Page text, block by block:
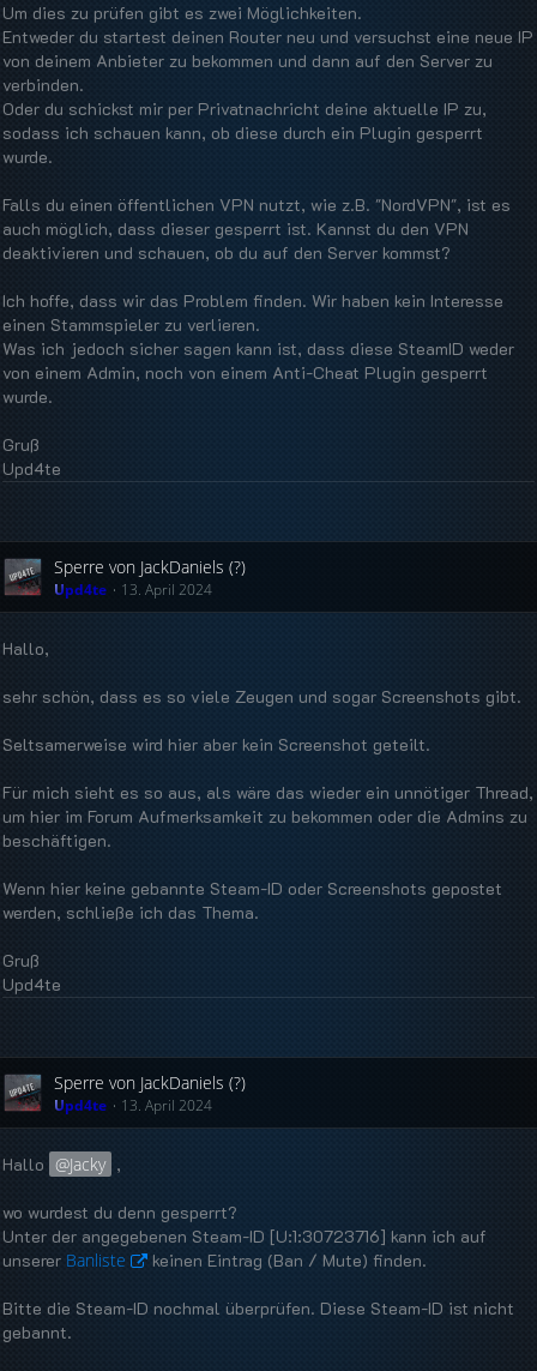
Um dies zu prüfen gibt es zwei Möglichkeiten.
Entweder du startest deinen Router neu und versuchst eine neue IP
von deinem Anbieter zu bekommen und dann auf den Server zu
verbinden.
Oder du schickst mir per Privatnachricht deine aktuelle IP zu,
sodass ich schauen kann, ob diese durch ein Plugin gesperrt
wurde.
Falls du einen öffentlichen VPN nutzt, wie z.B. "NordVPN", ist es
auch möglich, dass dieser gesperrt ist. Kannst du den VPN
deaktivieren und schauen, ob du auf den Server kommst?
Ich hoffe, dass wir das Problem finden. Wir haben kein Interesse
einen Stammspieler zu verlieren.
Was ich jedoch sicher sagen kann ist, dass diese SteamID weder
von einem Admin, noch von einem Anti-Cheat Plugin gesperrt
wurde.
Gruß
Upd4te
Sperre von JackDaniels (?)
Upd4te 13. April 2024
Hallo,
sehr schön, dass es so viele Zeugen und sogar Screenshots gibt.
Seltsamerweise wird hier aber kein Screenshot geteilt.
Für mich sieht es so aus, als wäre das wieder ein unnötiger Thread,
um hier im Forum Aufmerksamkeit zu bekommen oder die Admins zu
beschäftigen.
Wenn hier keine gebannte Steam-ID oder Screenshots gepostet
werden, schließe ich das Thema.
Gruß
Upd4te
Sperre von JackDaniels (?)
Upd4te 13. April 2024
Hallo Jacky ,
wo wurdest du denn gesperrt?
Unter der angegebenen Steam-ID [U:1:30723716] kann ich auf
unserer Banliste keinen Eintrag (Ban / Mute) finden.
Bitte die Steam-ID nochmal überprüfen. Diese Steam-ID ist nicht
gebannt.